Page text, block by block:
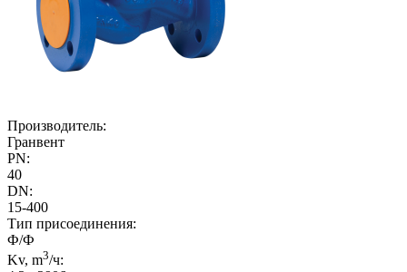
Производитель:
Гранвент
PN:
40
DN:
15-400
Тип присоединения:
Ф/Ф
Kv, m3/ч: